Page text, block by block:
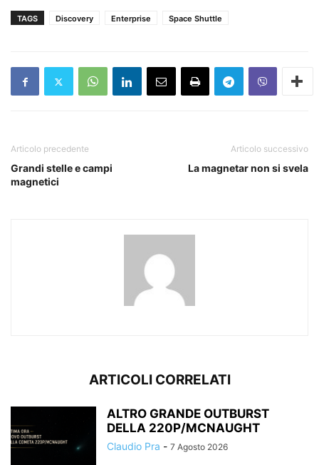
TAGS Discovery Enterprise Space Shuttle
Articolo precedente
Grandi stelle e campi
magnetici
Articolo successivo
La magnetar non si svela
ARTICOLI CORRELATI
ALTRO GRANDE OUTBURST
DELLA 220P/MCNAUGHT
Claudio Pra - 7 Agosto 2026